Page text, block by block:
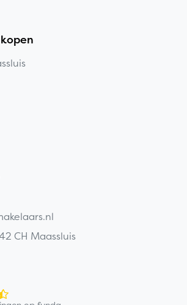
CH Maassluis